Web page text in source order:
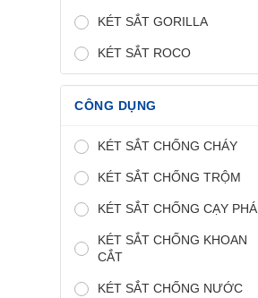
KÉT SẮT GORILLA
KÉT SẮT ROCO
CÔNG DỤNG
KÉT SẮT CHỐNG CHÁY
KÉT SẮT CHỐNG TRỘM
KÉT SẮT CHỐNG CẠY PHÁ
KÉT SẮT CHỐNG KHOAN
CẮT
KÉT SẮT CHỐNG NƯỚC